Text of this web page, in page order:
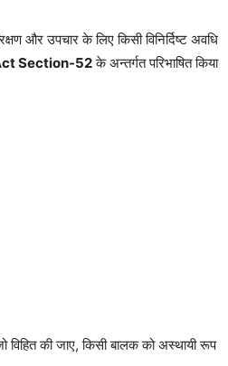
और उपचार के लिए किसी विनिर्दिष्ट अवधि
Section-52के अन्तर्गत परिभाषित किया
विहित की जाए, किसी बालक को अस्थायी रूप